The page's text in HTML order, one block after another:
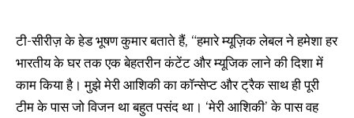
टी-सीरीज़ के हेड भूषण कुमार बताते हैं, “हमारे म्यूज़िक लेबल ने हमेशा हर
भारतीय के घर तक एक बेहतरीन कंटेंट और म्यूजिक लाने की दिशा में
काम किया है। मुझे मेरी आशिकी का कॉन्सेप्ट और ट्रैक साथ ही पूरी
टीम के पास जो विजन था बहुत पसंद था। ‘मेरी आशिकी’ के पास वह